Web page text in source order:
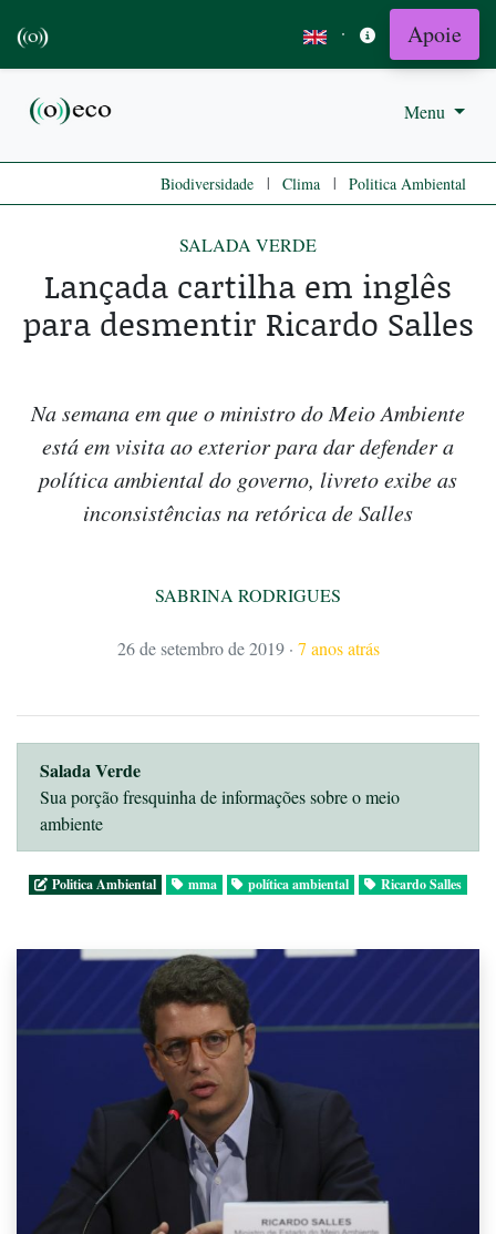
· Apoie
Menu
Biodiversidade | Clima | Politica Ambiental
SALADA VERDE
Lançada cartilha em inglês
para desmentir Ricardo Salles
Na semana em que o ministro do Meio Ambiente
está em visita ao exterior para dar defender a
política ambiental do governo, livreto exibe as
inconsistências na retórica de Salles
SABRINA RODRIGUES
26 de setembro de 2019 · 7 anos atrás
Salada Verde
Sua porção fresquinha de informações sobre o meio
ambiente
Politica Ambiental mma política ambiental Ricardo Salles